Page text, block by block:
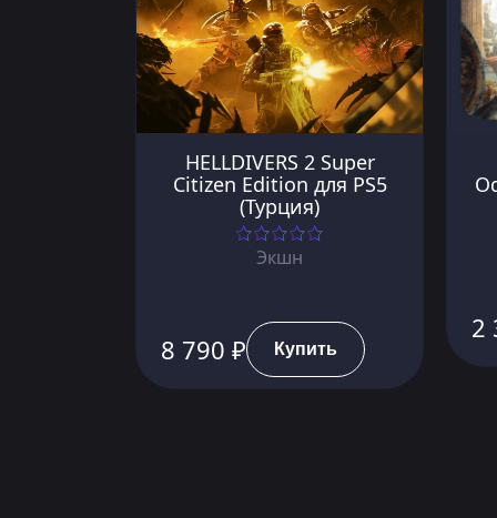
HELLDIVERS 2 Super
Citizen Edition для PS5
(Турция)
Экшн
8 790 ₽ Купить
2